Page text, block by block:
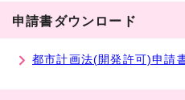
申請書ダウンロード
都市計画法(開発許可)申請